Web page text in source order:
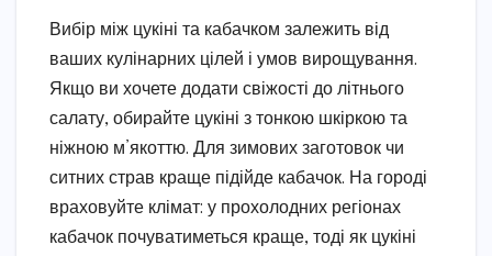
Вибір між цукіні та кабачком залежить від
ваших кулінарних цілей і умов вирощування.
Якщо ви хочете додати свіжості до літнього
салату, обирайте цукіні з тонкою шкіркою та
ніжною м’якоттю. Для зимових заготовок чи
ситних страв краще підійде кабачок. На городі
враховуйте клімат: у прохолодних регіонах
кабачок почуватиметься краще, тоді як цукіні